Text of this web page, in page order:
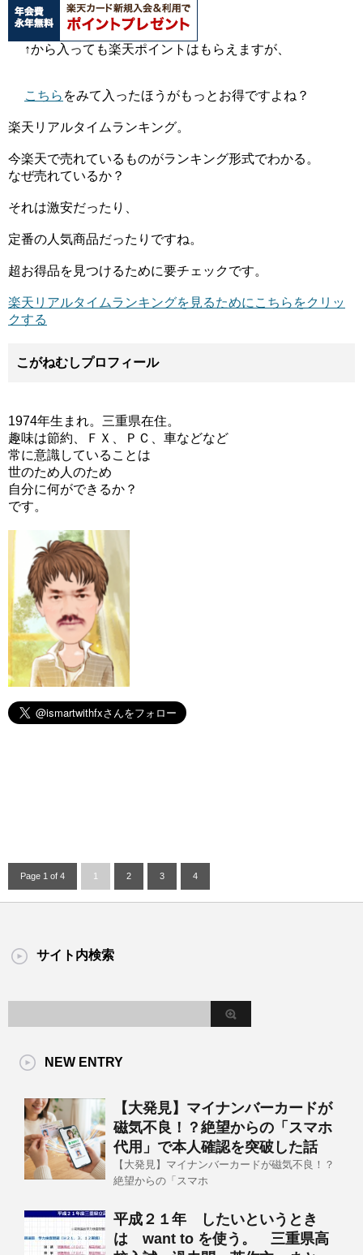
↑から入っても楽天ポイントはもらえますが、
こちら をみて入ったほうがもっとお得ですよね？
楽天リアルタイムランキング。
今楽天で売れているものがランキング形式でわかる。
なぜ売れているか？
それは激安だったり、
定番の人気商品だったりですね。
超お得品を見つけるために要チェックです。
楽天リアルタイムランキングを見るためにこちらをクリッ
クする
こがねむしプロフィール
1974年生まれ。三重県在住。
趣味は節約、ＦＸ、ＰＣ、車などなど
常に意識していることは
世のため人のため
自分に何ができるか？
です。
Page 1 of 4 1 2 3 4
サイト内検索
NEW ENTRY
【大発見】マイナンバーカードが
磁気不良！？絶望からの「スマホ
代用」で本人確認を突破した話
【大発見】マイナンバーカードが磁気不良！？
絶望からの「スマホ
平成２１年 したいというとき
は want to を使う。 三重県高